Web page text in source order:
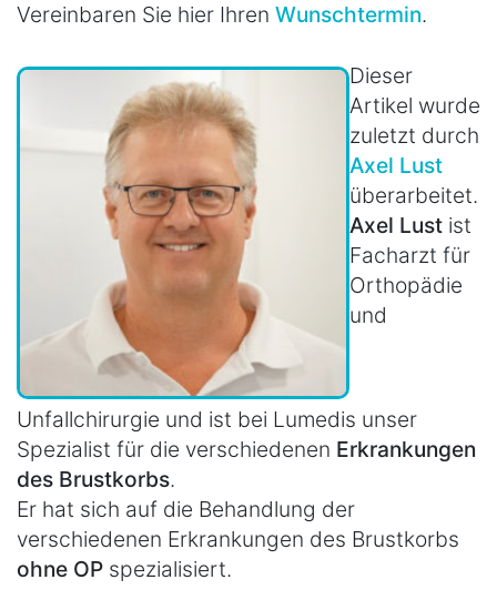
Vereinbaren Sie hier Ihren Wunschtermin.
Dieser
Artikel wurde
zuletzt durch
Axel Lust
überarbeitet.
Axel Lust ist
Facharzt für
Orthopädie
und
Unfallchirurgie und ist bei Lumedis unser
Spezialist für die verschiedenen Erkrankungen
des Brustkorbs.
Er hat sich auf die Behandlung der
verschiedenen Erkrankungen des Brustkorbs
ohne OP spezialisiert.